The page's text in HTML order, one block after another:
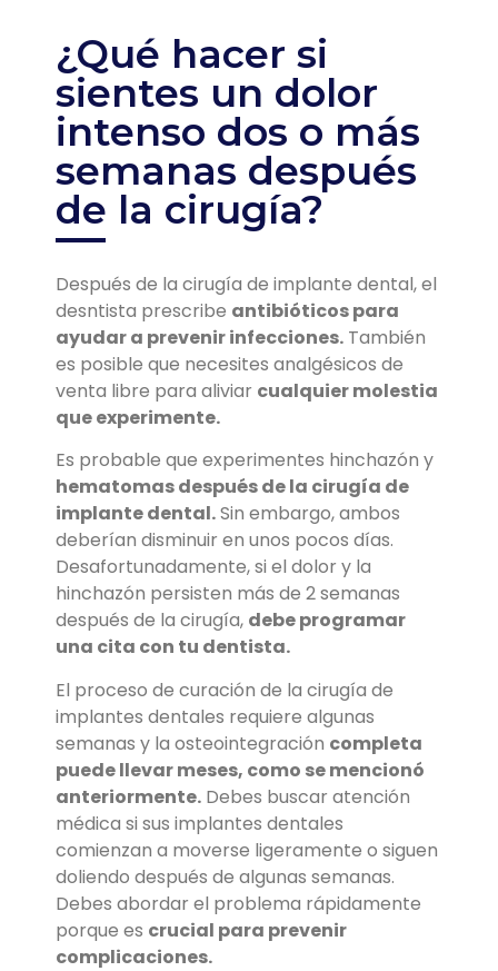
¿Qué hacer si
sientes un dolor
intenso dos o más
semanas después
de la cirugía?
Después de la cirugía de implante dental, el
desntista prescribe antibióticos para
ayudar a prevenir infecciones. También
es posible que necesites analgésicos de
venta libre para aliviar cualquier molestia
que experimente.
Es probable que experimentes hinchazón y
hematomas después de la cirugía de
implante dental.Sin embargo, ambos
deberían disminuir en unos pocos días.
Desafortunadamente, si el dolor y la
hinchazón persisten más de 2 semanas
después de la cirugía, debe programar
una cita con tu dentista.
El proceso de curación de la cirugía de
implantes dentales requiere algunas
semanas y la osteointegración completa
puede llevar meses, como se mencionó
anteriormente. Debes buscar atención
médica si sus implantes dentales
comienzan a moverse ligeramente o siguen
doliendo después de algunas semanas.
Debes abordar el problema rápidamente
porque es crucial para prevenir
complicaciones.